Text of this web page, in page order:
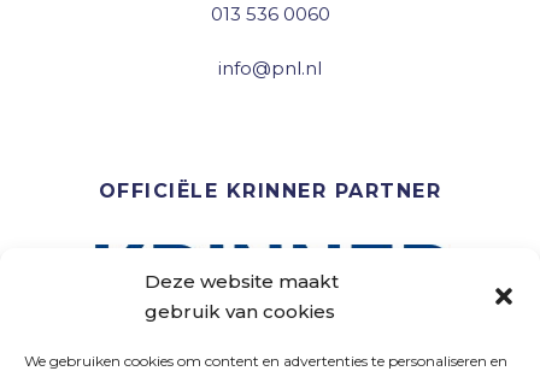
Deze website maakt
gebruik van cookies
We gebruiken cookies om content en advertenties te personaliseren en
013 536 0060
info@pnl.nl
OFFICIËLE KRINNER PARTNER